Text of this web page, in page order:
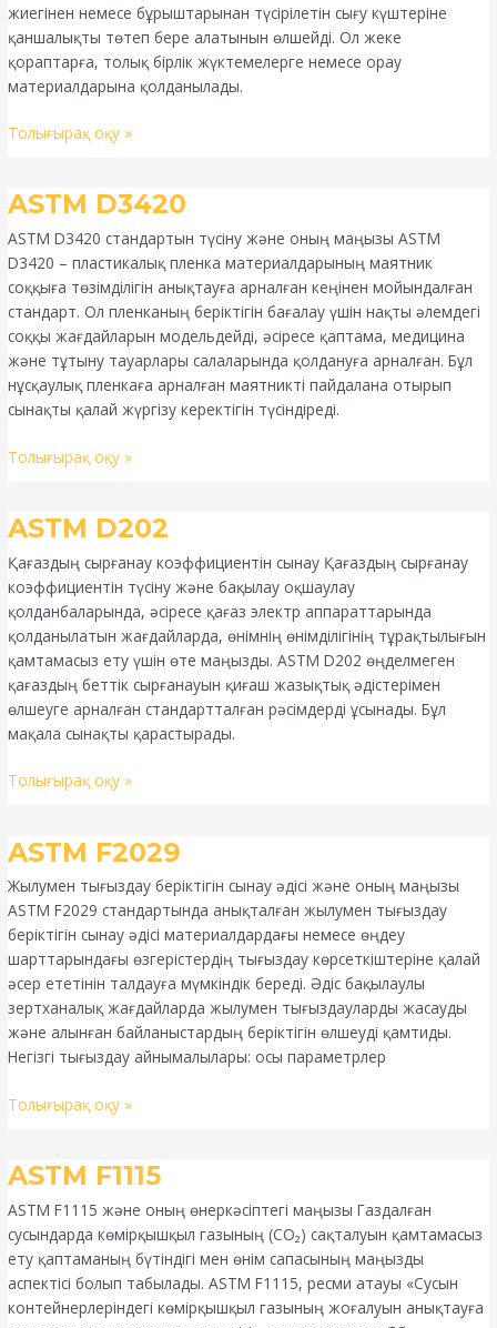
жиегінен немесе бұрыштарынан түсірілетін сығу күштеріне
қаншалықты төтеп бере алатынын өлшейді. Ол жеке
қораптарға, толық бірлік жүктемелерге немесе орау
материалдарына қолданылады.
Толығырақ оқу »
ASTM D3420
ASTM D3420 стандартын түсіну және оның маңызы ASTM
D3420 – пластикалық пленка материалдарының маятник
соққыға төзімділігін анықтауға арналған кеңінен мойындалған
стандарт. Ол пленканың беріктігін бағалау үшін нақты әлемдегі
соққы жағдайларын модельдейді, әсіресе қаптама, медицина
және тұтыну тауарлары салаларында қолдануға арналған. Бұл
нұсқаулық пленкаға арналған маятникті пайдалана отырып
сынақты қалай жүргізу керектігін түсіндіреді.
ASTM
Толығырақ оқу »
ASTM D202
Қағаздың сырғанау коэффициентін сынау Қағаздың сырғанау
коэффициентін түсіну және бақылау оқшаулау
қолданбаларында, әсіресе қағаз электр аппараттарында
қолданылатын жағдайларда, өнімнің өнімділігінің тұрақтылығын
қамтамасыз ету үшін өте маңызды. ASTM D202 өңделмеген
қағаздың беттік сырғанауын қиғаш жазықтық әдістерімен
өлшеуге арналған стандартталған рәсімдерді ұсынады. Бұл
мақала сынақты қарастырады.
ASTM
Толығырақ оқу »
ASTM F2029
Жылумен тығыздау беріктігін сынау әдісі және оның маңызы
ASTM F2029 стандартында анықталған жылумен тығыздау
беріктігін сынау әдісі материалдардағы немесе өңдеу
шарттарындағы өзгерістердің тығыздау көрсеткіштеріне қалай
әсер ететінін талдауға мүмкіндік береді. Әдіс бақылаулы
зертханалық жағдайларда жылумен тығыздауларды жасауды
және алынған байланыстардың беріктігін өлшеуді қамтиды.
Негізгі тығыздау айнымалылары: осы параметрлер
ASTM
Толығырақ оқу »
ASTM F1115
ASTM F1115 және оның өнеркәсіптегі маңызы Газдалған
сусындарда көмірқышқыл газының (CO₂) сақталуын қамтамасыз
ету қаптаманың бүтіндігі мен өнім сапасының маңызды
аспектісі болып табылады. ASTM F1115, ресми атауы «Сусын
контейнерлеріндегі көмірқышқыл газының жоғалуын анықтауға
ASTM